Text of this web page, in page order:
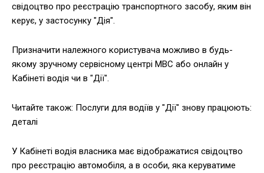
свідоцтво про реєстрацію транспортного засобу, яким він
керує, у застосунку "Дія".
Призначити належного користувача можливо в будь-
якому зручному сервісному центрі МВС або онлайн у
Кабінеті водія чи в "Дії".
Читайте також: Послуги для водіїв у "Дії" знову працюють:
деталі
У Кабінеті водія власника має відображатися свідоцтво
про реєстрацію автомобіля, а в особи, яка керуватиме